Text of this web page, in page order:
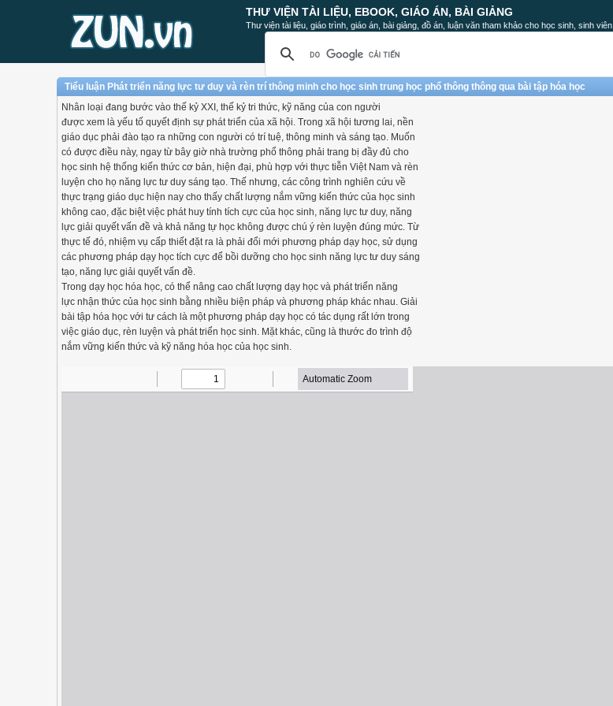
THƯ VIỆN TÀI LIỆU, EBOOK, GIÁO ÁN, BÀI GIẢNG
Thư viện tài liệu, giáo trình, giáo án, bài giảng, đồ án, luận văn tham khảo cho học sinh, sinh viên
Tiểu luận Phát triển năng lực tư duy và rèn trí thông minh cho học sinh trung học phổ thông thông qua bài tập hóa học
Nhân loại đang bước vào thế kỷ XXI, thế kỷ tri thức, kỹ năng của con người
được xem là yếu tố quyết định sự phát triển của xã hội. Trong xã hội tương lai, nền
giáo dục phải đào tạo ra những con người có trí tuệ, thông minh và sáng tạo. Muốn
có được điều này, ngay từ bây giờ nhà trường phổ thông phải trang bị đầy đủ cho
học sinh hệ thống kiến thức cơ bản, hiện đại, phù hợp với thực tiễn Việt Nam và rèn
luyện cho họ năng lực tư duy sáng tạo. Thế nhưng, các công trình nghiên cứu về
thực trạng giáo dục hiện nay cho thấy chất lượng nắm vững kiến thức của học sinh
không cao, đặc biệt việc phát huy tính tích cực của học sinh, năng lực tư duy, năng
lực giải quyết vấn đề và khả năng tự học không được chú ý rèn luyện đúng mức. Từ
thực tế đó, nhiệm vụ cấp thiết đặt ra là phải đổi mới phương pháp dạy học, sử dụng
các phương pháp dạy học tích cực để bồi dưỡng cho học sinh năng lực tư duy sáng
tạo, năng lực giải quyết vấn đề.
Trong dạy học hóa học, có thể nâng cao chất lượng dạy học và phát triển năng
lực nhận thức của học sinh bằng nhiều biện pháp và phương pháp khác nhau. Giải
bài tập hóa học với tư cách là một phương pháp dạy học có tác dụng rất lớn trong
việc giáo dục, rèn luyện và phát triển học sinh. Mặt khác, cũng là thước đo trình độ
nắm vững kiến thức và kỹ năng hóa học của học sinh.